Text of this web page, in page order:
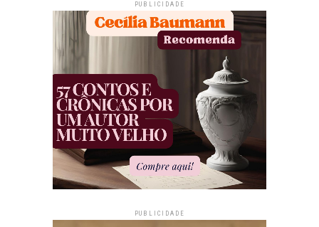
PUBLICIDADE
PUBLICIDADE